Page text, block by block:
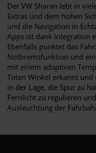
Der VW Sharan lebt in
Extras und dem hohen
und die Navigation in
Apps ist dank Integration
Ebenfalls punktet das
Notbremsfunktion und
mit einem adaptiven
Toten Winkel erkannt und
in der Lage, die Spur zu
Fernlicht zu regulieren
Ausleuchtung der